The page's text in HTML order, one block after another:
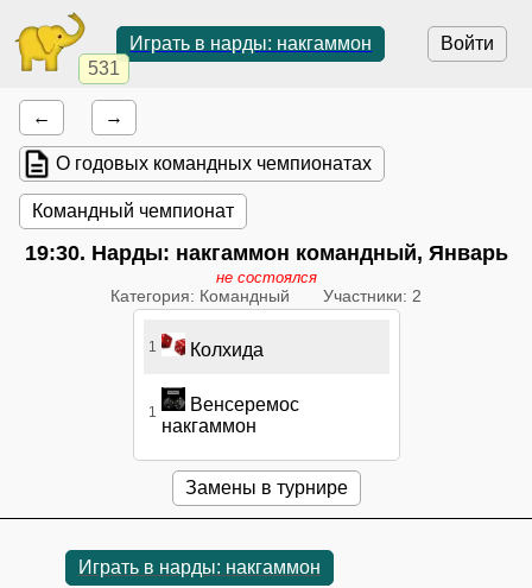
531
Войти
Играть в нарды: накгаммон
← →
О годовых командных чемпионатах
Командный чемпионат
19:30. Нарды: накгаммон командный, Январь
не состоялся
Категория: Командный Участники: 2
1 Колхида
1
Венсеремос
накгаммон
Замены в турнире
Играть в нарды: накгаммон